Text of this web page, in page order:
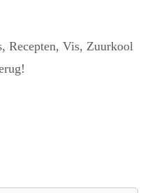
, Recepten, Vis, Zuurkool